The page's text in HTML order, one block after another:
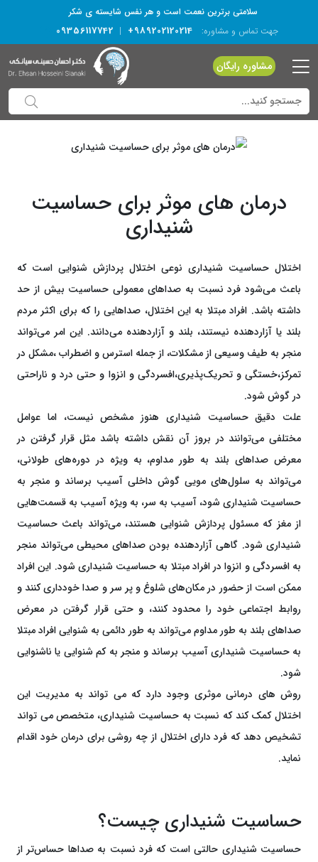
سلامتی برترین نعمت است و هر نفس شایسته­ ی شکر
جهت تماس و مشاوره:
+989202120214
|
09356117742
مشاوره رایگان
درمان های موثر برای حساسیت
شنیداری
اختلال حساسیت شنیداری نوعی اختلال پردازش شنوایی است که
باعث می‌شود فرد نسبت به صداهای معمولی حساسیت بیش از حد
داشته باشد. افراد مبتلا به این اختلال، صداهایی را که برای اکثر مردم
بلند یا آزاردهنده نیستند، بلند و آزاردهنده می‌دانند. این امر می‌تواند
منجر به طیف وسیعی از مشکلات، از جمله استرس و اضطراب ،مشکل در
تمرکز،خستگی و تحریک‌پذیری،افسردگی و انزوا و حتی درد و ناراحتی
در گوش شود.
علت دقیق حساسیت شنیداری هنوز مشخص نیست، اما عوامل
مختلفی می‌توانند در بروز آن نقش داشته باشد مثل قرار گرفتن در
معرض صداهای بلند به طور مداوم، به ویژه در دوره‌های طولانی،
می‌تواند به سلول‌های مویی گوش داخلی آسیب برساند و منجر به
حساسیت شنیداری شود، آسیب به سر، به ویژه آسیب به قسمت‌هایی
از مغز که مسئول پردازش شنوایی هستند، می‌تواند باعث حساسیت
شنیداری شود. گاهی آزاردهنده بودن صداهای محیطی می‌تواند منجر
به افسردگی و انزوا در افراد مبتلا به حساسیت شنیداری شود. این افراد
ممکن است از حضور در مکان‌های شلوغ و پر سر و صدا خودداری کنند و
روابط اجتماعی خود را محدود کنند، و حتی قرار گرفتن در معرض
صداهای بلند به طور مداوم می‌تواند به طور دائمی به شنوایی افراد مبتلا
به حساسیت شنیداری آسیب برساند و منجر به کم شنوایی یا ناشنوایی
شود.
روش های درمانی موثری وجود دارد که می تواند به مدیریت این
اختلال کمک کند که نسبت به حساسیت شنیداری، متخصص می تواند
تشخیص دهد که فرد دارای اختلال از چه روشی برای درمان خود اقدام
نماید.
حساسیت شنیداری چیست؟
حساسیت شنیداری حالتی است که فرد نسبت به صداها حساس‌تر از